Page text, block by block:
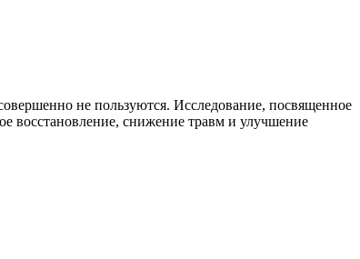
не пользуются. Исследование, посвященное
восстановление, снижение травм и улучшение